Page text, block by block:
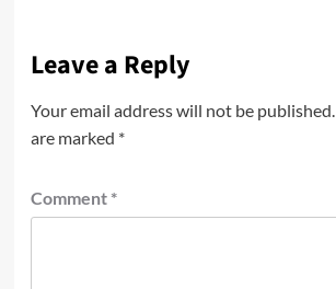
Leave a Reply
Your email address will not be published.
are marked *
Comment *